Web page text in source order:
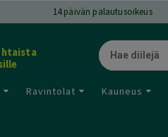
14päivän palautusoikeus
Ravintolat Kauneus